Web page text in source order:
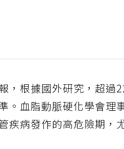
，根據國外研究，超過
。血脂動脈硬化學會理
疾病發作的高危險期，